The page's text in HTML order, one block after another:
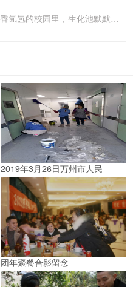
在重庆三峡学院书香氤氲的校园里，生化池默默承载着污水
2019年3月26日万州市人民
团年聚餐合影留念